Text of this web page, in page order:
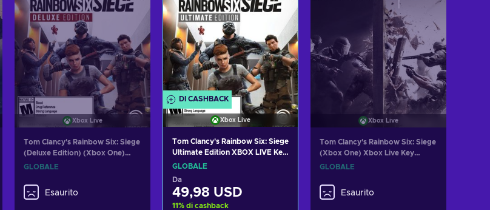
Xbox Live
Tom Clancy's Rainbow Six: Siege
(Deluxe Edition) (Xbox One)
Xbox Live Key GLOBAL
GLOBALE
Esaurito
DI CASHBACK
Xbox Live
Tom Clancy's Rainbow Six: Siege
Ultimate Edition XBOX LIVE Key
GLOBAL
GLOBALE
Da
49,98 USD
11% di cashback
Xbox Live
Tom Clancy's Rainbow Six: Siege
(Xbox One) Xbox Live Key
GLOBAL
GLOBALE
Esaurito